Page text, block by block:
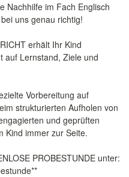
Nachhilfe im Fach Englisch
uns genau richtig!
erhält Ihr Kind
auf Lernstand, Ziele und
Vorbereitung auf
strukturierten Aufholen von
und geprüften
Kind immer zur Seite.
PROBESTUNDE unter: